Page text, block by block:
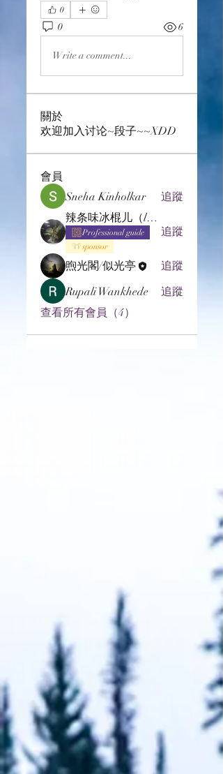
0
0 6
Write a comment...
關於
欢迎加入讨论~段子~~XDD
會員
Sneha Kinholkar
追蹤
辣条味冰棍儿（lof别玩了要氪金的）
Professional guide
sponsor
追蹤
煦光閣/似光亭
追蹤
Rupali Wankhede
追蹤
查看所有會員（4）